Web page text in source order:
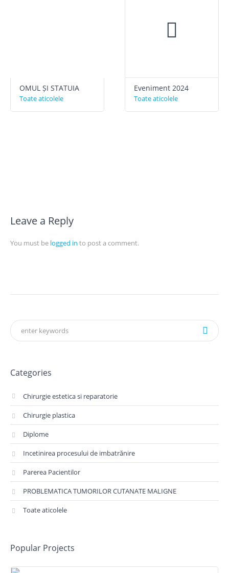
OMUL ȘI STATUIA
Toate aticolele
Eveniment 2024
Toate aticolele
Leave a Reply
You must be logged in to post a comment.
Categories
Chirurgie estetica si reparatorie
Chirurgie plastica
Diplome
Incetinirea procesului de imbatrănire
Parerea Pacientilor
PROBLEMATICA TUMORILOR CUTANATE MALIGNE
Toate aticolele
Popular Projects